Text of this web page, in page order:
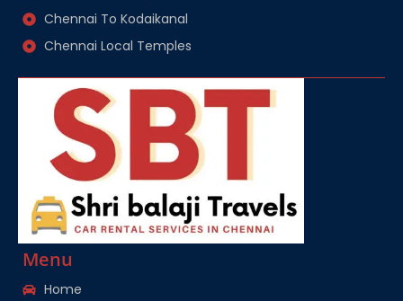
Chennai To Kodaikanal
Chennai Local Temples
Menu
Home